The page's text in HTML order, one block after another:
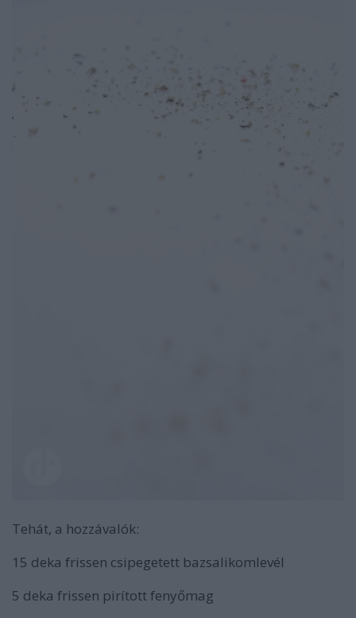
Tehát, a hozzávalók:
15 deka frissen csipegetett bazsalikomlevél
5 deka frissen pirított fenyőmag